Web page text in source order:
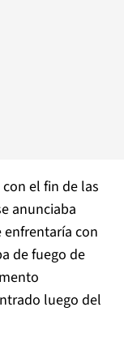
el fin de las
anunciaba
con
de fuego de
luego del